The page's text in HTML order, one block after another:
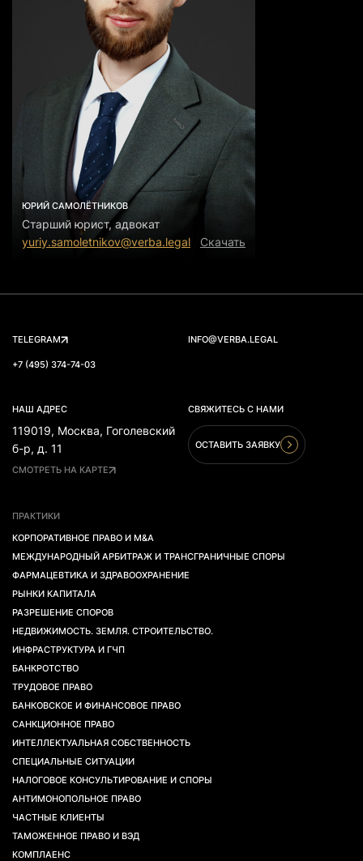
ЮРИЙ САМОЛЁТНИКОВ
Старший юрист, адвокат
yuriy.samoletnikov@verba.legal
Скачать
TELEGRAM INFO@VERBA.LEGAL
+7 (495) 374-74-03
НАШ АДРЕС
119019, Москва, Гоголевский
б-р, д. 11
СМОТРЕТЬ НА КАРТЕ
СВЯЖИТЕСЬ С НАМИ
ОСТАВИТЬ ЗАЯВКУ
ПРАКТИКИ
КОРПОРАТИВНОЕ ПРАВО И M&A
МЕЖДУНАРОДНЫЙ АРБИТРАЖ И ТРАНСГРАНИЧНЫЕ СПОРЫ
ФАРМАЦЕВТИКА И ЗДРАВООХРАНЕНИЕ
РЫНКИ КАПИТАЛА
РАЗРЕШЕНИЕ СПОРОВ
НЕДВИЖИМОСТЬ. ЗЕМЛЯ. СТРОИТЕЛЬСТВО.
ИНФРАСТРУКТУРА И ГЧП
БАНКРОТСТВО
ТРУДОВОЕ ПРАВО
БАНКОВСКОЕ И ФИНАНСОВОЕ ПРАВО
САНКЦИОННОЕ ПРАВО
ИНТЕЛЛЕКТУАЛЬНАЯ СОБСТВЕННОСТЬ
СПЕЦИАЛЬНЫЕ СИТУАЦИИ
НАЛОГОВОЕ КОНСУЛЬТИРОВАНИЕ И СПОРЫ
АНТИМОНОПОЛЬНОЕ ПРАВО
ЧАСТНЫЕ КЛИЕНТЫ
ТАМОЖЕННОЕ ПРАВО И ВЭД
КОМПЛАЕНС